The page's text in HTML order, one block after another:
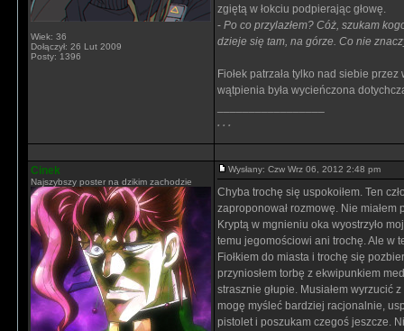
Wiek: 36
Dołączył: 26 Lut 2009
Posty: 1396
zgiętą w łokciu podpierając głowę.
- Po co przylazłem? Cóż, szukam
dzieje się tam, na górze. Co nie
Fiołek patrzała tylko nad siebie
wątpienia była wycieńczona
. . .
Cinek
Najszybszy poster na dzikim zachodzie
Wysłany: Czw Wrz 06, 2012 2:48 pm
Chyba trochę się uspokoiłem. Ten
zaproponował rozmowę. Nie
Kryptą w mgnieniu oka wyostrzyło
temu jegomościowi ani trochę. Ale w
Fiołkiem do miasta i trochę się
przyniosłem torbę z ekwipunkiem
strasznie głupie. Musiałem wyrzucić
mogę myśleć bardziej racjonalnie,
pistolet i poszukam czegoś jeszcze.